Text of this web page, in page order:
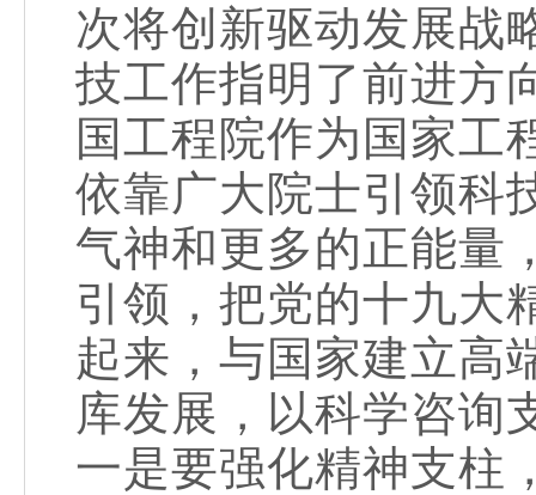
次将创新驱动发展战
技工作指明了前进方
国工程院作为国家工
依靠广大院士引领科
气神和更多的正能量
引领，把党的十九大
起来，与国家建立高
库发展，以科学咨询
一是要强化精神支柱